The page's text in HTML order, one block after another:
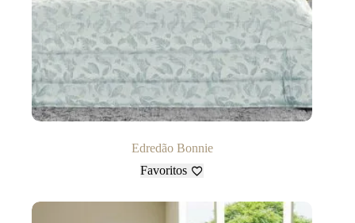
Edredão Bonnie
Favoritos